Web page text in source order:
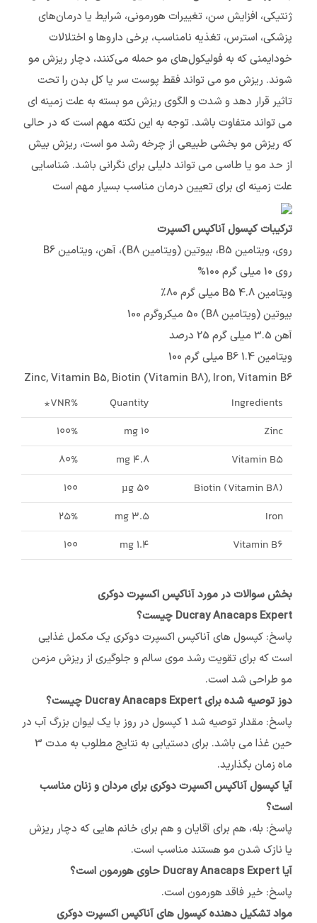
ژنتیکی، افزایش سن، تغییرات هورمونی، شرایط یا درمان‌های
پزشکی، استرس، تغذیه نامناسب، برخی داروها و اختلالات
خودایمنی که به فولیکول‌های مو حمله می‌کنند، دچار ریزش مو
شوند. ریزش مو می تواند فقط پوست سر یا کل بدن را تحت
تاثیر قرار دهد و شدت و الگوی ریزش مو بسته به علت زمینه ای
می تواند متفاوت باشد. توجه به این نکته مهم است که در حالی
که ریزش مو بخشی طبیعی از چرخه رشد مو است، ریزش بیش
از حد مو یا طاسی می تواند دلیلی برای نگرانی باشد. شناسایی
علت زمینه ای برای تعیین درمان مناسب بسیار مهم است
ترکیبات کپسول آناکپس اکسپرت
روی، ویتامین B5، بیوتین (ویتامین B8)، آهن، ویتامین B6
روی 10 میلی گرم 100%
ویتامین B5 4.8 میلی گرم 80٪
بیوتین (ویتامین B8) 50 میکروگرم 100
آهن 3.5 میلی گرم 25 درصد
ویتامین B6 1.4 میلی گرم 100
Zinc, Vitamin B5, Biotin (Vitamin B8), Iron, Vitamin B6
Ingredients
Quantity
%VNR*
Zinc
10 mg
100%
Vitamin B5
4.8 mg
80%
Biotin (Vitamin B8)
50 µg
100
Iron
3.5 mg
25%
Vitamin B6
1.4 mg
100
بخش سوالات در مورد آناکپس اکسپرت دوکری
Ducray Anacaps Expert چیست؟
پاسخ: کپسول های آناکپس اکسپرت دوکری یک مکمل غذایی
است که برای تقویت رشد موی سالم و جلوگیری از ریزش مزمن
مو طراحی شد است.
دوز توصیه شده برای Ducray Anacaps Expert چیست؟
پاسخ: مقدار توصیه شد 1 کپسول در روز با یک لیوان بزرگ آب در
حین غذا می باشد. برای دستیابی به نتایج مطلوب به مدت 3
ماه زمان بگذارید.
آیا کپسول آناکپس اکسپرت دوکری برای مردان و زنان مناسب
است؟
پاسخ: بله، هم برای آقایان و هم برای خانم هایی که دچار ریزش
یا نازک شدن مو هستند مناسب است.
آیا Ducray Anacaps Expert حاوی هورمون است؟
پاسخ: خیر فاقد هورمون است.
مواد تشکیل دهنده کپسول های آناکپس اکسپرت دوکری